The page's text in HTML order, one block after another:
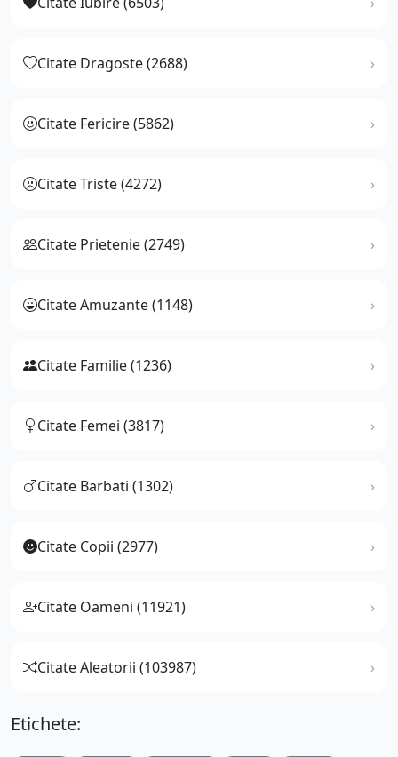
Citate Dragoste (2688)
Citate Fericire (5862)
Citate Triste (4272)
Citate Prietenie (2749)
Citate Amuzante (1148)
Citate Familie (1236)
Citate Femei (3817)
Citate Barbati (1302)
Citate Copii (2977)
Citate Oameni (11921)
Citate Aleatorii (103987)
Etichete: